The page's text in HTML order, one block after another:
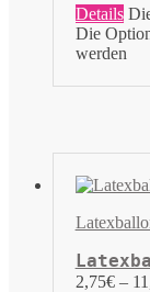
Details
Die
werden
2,75€–